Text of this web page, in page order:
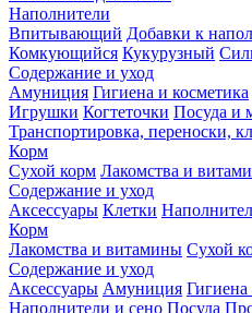
Наполнители
Впитывающий Добавки к
Комкующийся Кукурузный
Содержание и уход
Амуниция Гигиена и косметика
Игрушки Когтеточки Посуда и
Транспортировка, переноски,
Корм
Сухой корм Лакомства и
Содержание и уход
Аксессуары Клетки
Корм
Лакомства и витамины Сухой
Содержание и уход
Аксессуары Амуниция Гигиена
Наполнители и сено Посуда